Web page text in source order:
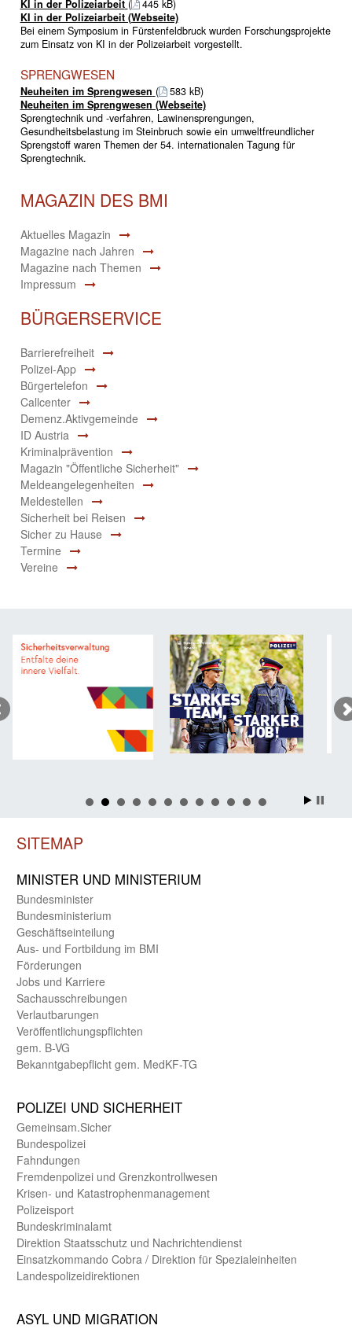
KI in der Polizeiarbeit (
445 kB)
KI in der Polizeiarbeit (Webseite)
Bei einem Symposium in Fürstenfeldbruck wurden Forschungsprojekte
zum Einsatz von KI in der Polizeiarbeit vorgestellt.
SPRENGWESEN
Neuheiten im Sprengwesen (
583 kB)
Neuheiten im Sprengwesen (Webseite)
Sprengtechnik und -verfahren, Lawinensprengungen,
Gesundheitsbelastung im Steinbruch sowie ein umweltfreundlicher
Sprengstoff waren Themen der 54. internationalen Tagung für
Sprengtechnik.
MAGAZIN DES BMI
Aktuelles Magazin
Magazine nach Jahren
Magazine nach Themen
Impressum
BÜRGERSERVICE
Barrierefreiheit
Polizei-App
Bürgertelefon
Callcenter
Demenz.Aktivgemeinde
ID Austria
Kriminalprävention
Magazin "Öffentliche Sicherheit"
Meldeangelegenheiten
Meldestellen
Sicherheit bei Reisen
Sicher zu Hause
Termine
Vereine
SITEMAP
MINISTER UND MINIST­ERIUM
Bundes­minister
Bundes­ministerium
Geschäfts­einteilung
Aus- und Fortbildung im BMI
Förderungen
Jobs und Karriere
Sachaus­schreibungen
Verlautbarungen
Veröffentlichungspflichten
gem. B-VG
Bekanntgabepflicht gem. MedKF-TG
POLIZEI UND SICHER­HEIT
Gemein­sam.Sicher
Bundes­polizei
Fahndungen
Fremdenpolizei und Grenzkontrollwesen
Krisen- und Katastrophen­management
Polizeisport
Bundes­kriminal­amt
Direktion Staats­schutz und Nach­richten­dienst
Einsatz­kommando Cobra / Direktion für Spezialeinheiten
Landes­polizei­direk­tionen
ASYL UND MIGRA­TION